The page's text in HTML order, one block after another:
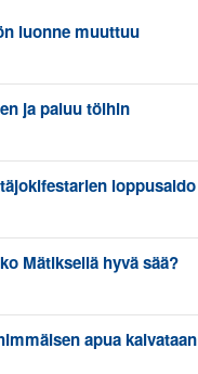
luonne muuttuu
ja paluu töihin
loppusaldo
Mätiksellä hyvä sää?
apua kaivataan